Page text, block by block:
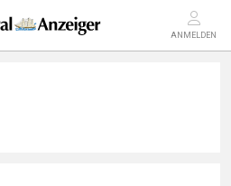
ANMELDEN